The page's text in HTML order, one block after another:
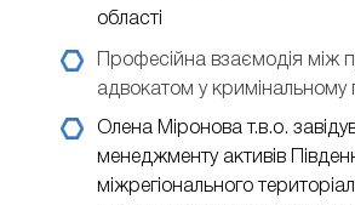
області
Професійна взаємодія між
адвокатом у кримінальному
Олена Міронова т.в.о.
менеджменту активів
міжрегіонального